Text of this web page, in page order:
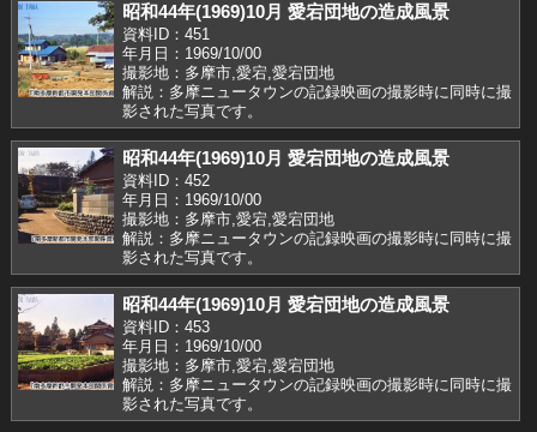
昭和44年(1969)10月 愛宕団地の造成風景
資料ID：451
年月日：1969/10/00
撮影地：多摩市,愛宕,愛宕団地
解説：多摩ニュータウンの記録映画の撮影時に同時に撮
影された写真です。
昭和44年(1969)10月 愛宕団地の造成風景
資料ID：452
年月日：1969/10/00
撮影地：多摩市,愛宕,愛宕団地
解説：多摩ニュータウンの記録映画の撮影時に同時に撮
影された写真です。
昭和44年(1969)10月 愛宕団地の造成風景
資料ID：453
年月日：1969/10/00
撮影地：多摩市,愛宕,愛宕団地
解説：多摩ニュータウンの記録映画の撮影時に同時に撮
影された写真です。